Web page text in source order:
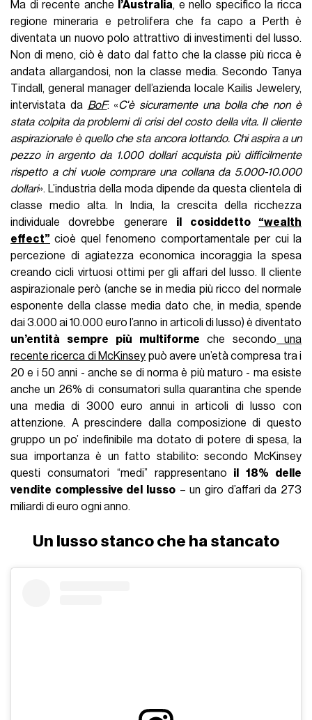
Ma di recente anche l’Australia, e nello specifico la ricca
regione mineraria e petrolifera che fa capo a Perth è
diventata un nuovo polo attrattivo di investimenti del lusso.
Non di meno, ciò è dato dal fatto che la classe più ricca è
andata allargandosi, non la classe media. Secondo Tanya
Tindall, general manager dell’azienda locale Kailis Jewelery,
intervistata da BoF: «C'è sicuramente una bolla che non è
stata colpita da problemi di crisi del costo della vita. Il cliente
aspirazionale è quello che sta ancora lottando. Chi aspira a un
pezzo in argento da 1.000 dollari acquista più difficilmente
rispetto a chi vuole comprare una collana da 5.000-10.000
dollari». L’industria della moda dipende da questa clientela di
classe medio alta. In India, la crescita della ricchezza
individuale dovrebbe generare il cosiddetto “wealth
effect” cioè quel fenomeno comportamentale per cui la
percezione di agiatezza economica incoraggia la spesa
creando cicli virtuosi ottimi per gli affari del lusso. Il cliente
aspirazionale però (anche se in media più ricco del normale
esponente della classe media dato che, in media, spende
dai 3.000 ai 10.000 euro l’anno in articoli di lusso) è diventato
un’entità sempre più multiforme che secondo una
recente ricerca di McKinsey può avere un’età compresa tra i
20 e i 50 anni - anche se di norma è più maturo - ma esiste
anche un 26% di consumatori sulla quarantina che spende
una media di 3000 euro annui in articoli di lusso con
attenzione. A prescindere dalla composizione di questo
gruppo un po’ indefinibile ma dotato di potere di spesa, la
sua importanza è un fatto stabilito: secondo McKinsey
questi consumatori “medi” rappresentano il 18% delle
vendite complessive del lusso – un giro d’affari da 273
miliardi di euro ogni anno.
Un lusso stanco che ha stancato